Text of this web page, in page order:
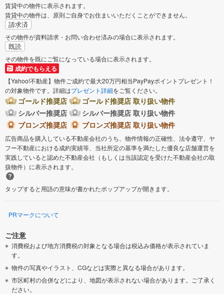
賃貸中の物件に表示されます。
賃貸中の物件は、原則ご自身でお住まいいただくことができません。
請求済
その物件が資料請求・お問い合わせ済みの場合に表示されます。
既読
その物件を既にご覧になっている場合に表示されます。
成約でもらえる
【Yahoo!不動産】物件ご成約で最大20万円相当PayPayポイントプレゼント！
の対象物件です。詳細はプレゼント詳細をご覧ください。
ゴールド推奨店
ゴールド推奨店 取り扱い物件
シルバー推奨店
シルバー推奨店 取り扱い物件
ブロンズ推奨店
ブロンズ推奨店 取り扱い物件
広告商品を購入している不動産会社のうち、物件情報の正確性、法令遵守、ヤ
フー不動産における成約実績等、当社所定の基準を満たした優良な店舗運営を
実践していると認めた不動産会社（もしくは当該認定を受けた不動産会社の取
扱物件）に表示されます。
タップすると用語の意味が書かれたポップアップが開きます。
PRマークについて
ご注意
消費税および地方消費税の対象となる場合は税込み価格が表示されていま
す。
物件の写真やイラスト、CGなどは実際と異なる場合があります。
市区町村の合併などにより、地図が表示されない場合があります。ご了承く
ださい。